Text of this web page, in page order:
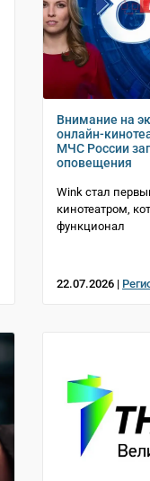
Внимание на
онлайн-
МЧС России
оповещения
Wink стал
кинотеатром,
функционал
22.07.2026 |